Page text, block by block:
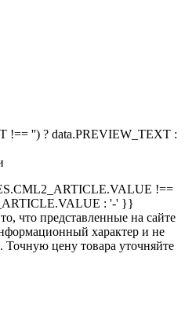
!== '') ? data.PREVIEW_TEXT :
!==
: '-' }}
что представленные на сайте
характер и не
цену товара уточняйте